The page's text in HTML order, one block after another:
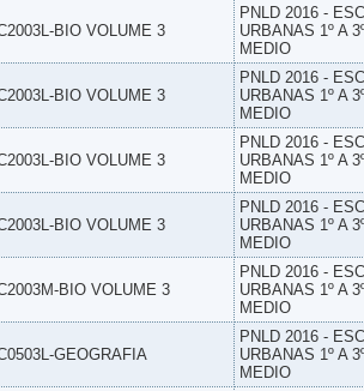
BIO VOLUME 3
PNLD 2016 -
URBANAS 1º A
MEDIO
BIO VOLUME 3
PNLD 2016 -
URBANAS 1º A
MEDIO
BIO VOLUME 3
PNLD 2016 -
URBANAS 1º A
MEDIO
BIO VOLUME 3
PNLD 2016 -
URBANAS 1º A
MEDIO
BIO VOLUME 3
PNLD 2016 -
URBANAS 1º A
MEDIO
GEOGRAFIA
PNLD 2016 -
URBANAS 1º A
MEDIO